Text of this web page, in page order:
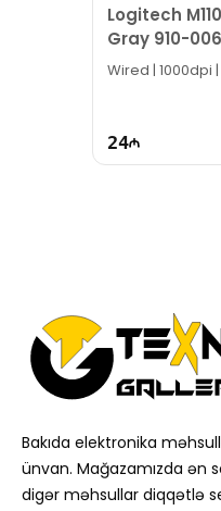
Logitech
Gray 910-
Wired | 1000dpi
24
Bakıda elektronika
ünvan. Mağazamızda ən
digər məhsullar diqqətlə